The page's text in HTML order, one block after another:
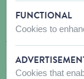
N'hésitez pas à
votre visite pour
recherchez sont
à leur demander
FUNCTIONAL
Cookies to
Cookies that